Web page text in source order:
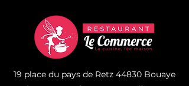
19 place du pays de Retz 44830 Bouaye